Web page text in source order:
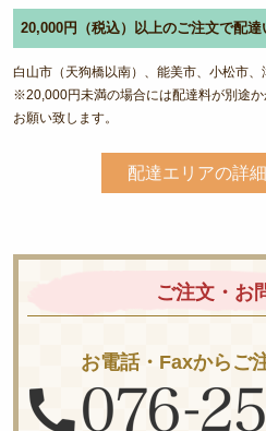
20,000円（税込）以上のご注文で配達
白山市（天狗橋以南）、能美市、小松市、
※20,000円未満の場合には配達料が別途
お願い致します。
配達エリアの詳
ご注文・お
お電話・Faxからご